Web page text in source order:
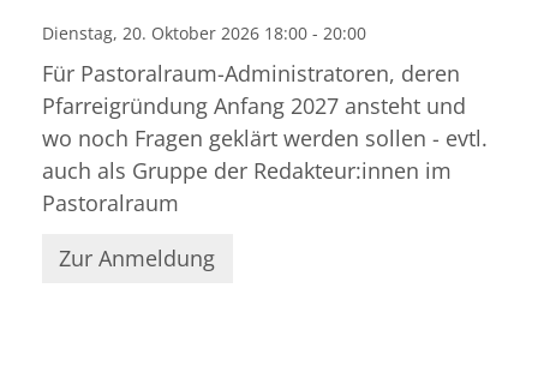
Dienstag, 20. Oktober 2026 18:00 - 20:00
Für Pastoralraum-Administratoren, deren
Pfarreigründung Anfang 2027 ansteht und
wo noch Fragen geklärt werden sollen - evtl.
auch als Gruppe der Redakteur:innen im
Pastoralraum
Zur Anmeldung